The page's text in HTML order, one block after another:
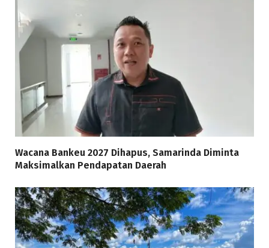
Wacana Bankeu 2027 Dihapus, Samarinda Diminta
Maksimalkan Pendapatan Daerah